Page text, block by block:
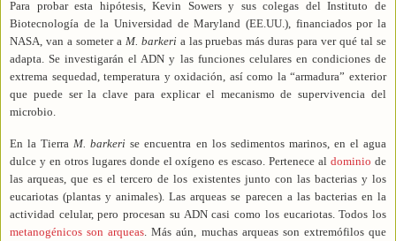
Para probar esta hipótesis, Kevin Sowers y sus colegas del Instituto de
Biotecnología dela Universidad de Maryland (EE.UU.), financiados porla
NASA, van a someter a M. barkeri a las pruebas más duras para ver qué tal se
adapta. Se investigarán el ADN y las funciones celulares en condiciones de
extrema sequedad, temperatura y oxidación, así como la “armadura” exterior
que puede ser la clave para explicar el mecanismo de supervivencia del
microbio.
Enla Tierra M. barkeri se encuentra en los sedimentos marinos, en el agua
dulce y en otros lugares donde el oxígeno es escaso. Pertenece aldominio de
las arqueas, que es el tercero de los existentes junto con las bacterias y los
eucariotas (plantas y animales). Las arqueas se parecen a las bacterias en la
actividad celular, pero procesan su ADN casi como los eucariotas. Todos los
metanogénicos son arqueas . Más aún, muchas arqueas son extremófilos que